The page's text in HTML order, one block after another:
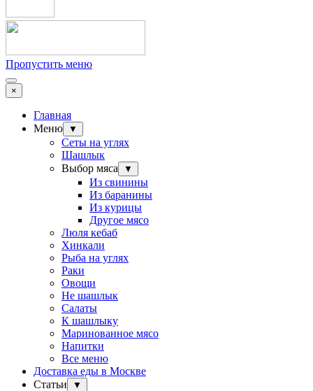
Пропустить меню
×
Главная
Меню
▼
Сеты на углях
Шашлык
Выбор мяса
▼
Из свинины
Из баранины
Из курицы
Другое мясо
Люля кебаб
Хинкали
Рыба на углях
Раки
Овощи
Не шашлык
Салаты
К шашлыку
Маринованное мясо
Напитки
Все меню
Доставка еды в Москве
Статьи
▼